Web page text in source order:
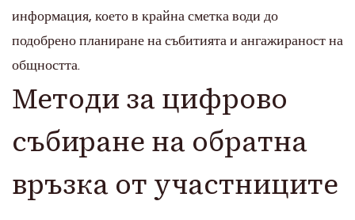
информация, което в крайна сметка води до
подобрено планиране на събитията и ангажираност на
общността.
Методи за цифрово
събиране на обратна
връзка от участниците